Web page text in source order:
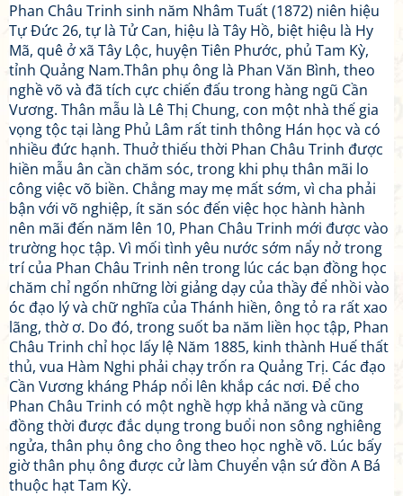
Phan Châu Trinh sinh năm Nhâm Tuất (1872) niên hiệu
Tự Đức 26, tự là Tử Can, hiệu là Tây Hồ, biệt hiệu là Hy
Mã, quê ở xã Tây Lộc, huyện Tiên Phước, phủ Tam Kỳ,
tỉnh Quảng Nam.Thân phụ ông là Phan Văn Bình, theo
nghề võ và đã tích cực chiến đấu trong hàng ngũ Cần
Vương. Thân mẫu là Lê Thị Chung, con một nhà thế gia
vọng tộc tại làng Phủ Lâm rất tinh thông Hán học và có
nhiều đức hạnh. Thuở thiếu thời Phan Châu Trinh được
hiền mẫu ân cần chăm sóc, trong khi phụ thân mãi lo
công việc võ biền. Chẳng may mẹ mất sớm, vì cha phải
bận với võ nghiệp, ít săn sóc đến việc học hành hành
nên mãi đến năm lên 10, Phan Châu Trinh mới được vào
trường học tập. Vì mối tình yêu nước sớm nẩy nở trong
trí của Phan Châu Trinh nên trong lúc các bạn đồng học
chăm chỉ ngốn những lời giảng dạy của thầy để nhồi vào
óc đạo lý và chữ nghĩa của Thánh hiền, ông tỏ ra rất xao
lãng, thờ ơ. Do đó, trong suốt ba năm liền học tập, Phan
Châu Trinh chỉ học lấy lệ Năm 1885, kinh thành Huế thất
thủ, vua Hàm Nghi phải chạy trốn ra Quảng Trị. Các đạo
Cần Vương kháng Pháp nổi lên khắp các nơi. Để cho
Phan Châu Trinh có một nghề hợp khả năng và cũng
đồng thời được đắc dụng trong buổi non sông nghiêng
ngửa, thân phụ ông cho ông theo học nghề võ. Lúc bấy
giờ thân phụ ông được cử làm Chuyển vận sứ đồn A Bá
thuộc hạt Tam Kỳ.